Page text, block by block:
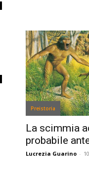
Preistoria
La scimmia
probabile
Lucrezia Guarino -